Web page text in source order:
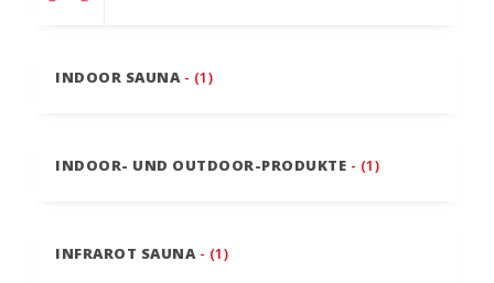
INDOOR SAUNA - (1)
INDOOR- UND OUTDOOR-PRODUKTE - (1)
INFRAROT SAUNA - (1)